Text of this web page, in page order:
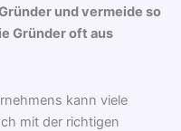
und vermeide so
Gründer oft aus
kann viele
mit der richtigen